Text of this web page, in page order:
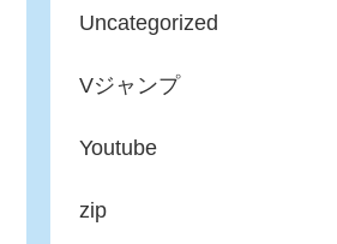
Uncategorized
Vジャンプ
Youtube
zip